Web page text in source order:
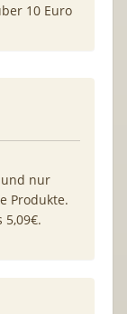
10 Euro
nur
Produkte.